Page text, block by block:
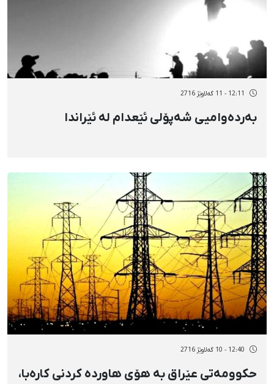
12:11 - 11 گەلاوێژ 2716
بەردەوامیی شەپۆلی ئێعدام‌ لە ئێراندا
12:40 - 10 گەلاوێژ 2716
حکوومەتی عێراق بە هۆی هاوردە کردنی کارەبا،